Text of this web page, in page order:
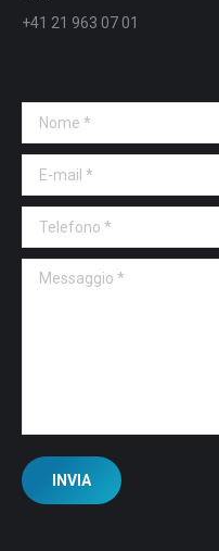
+41 21 963 07 01
Nome *
E-mail *
Telefono *
Messaggio *
INVIA